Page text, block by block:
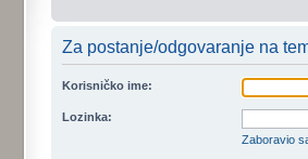
Za postanje/odgovaranje na
Korisničko ime:
Lozinka:
Zaboravio